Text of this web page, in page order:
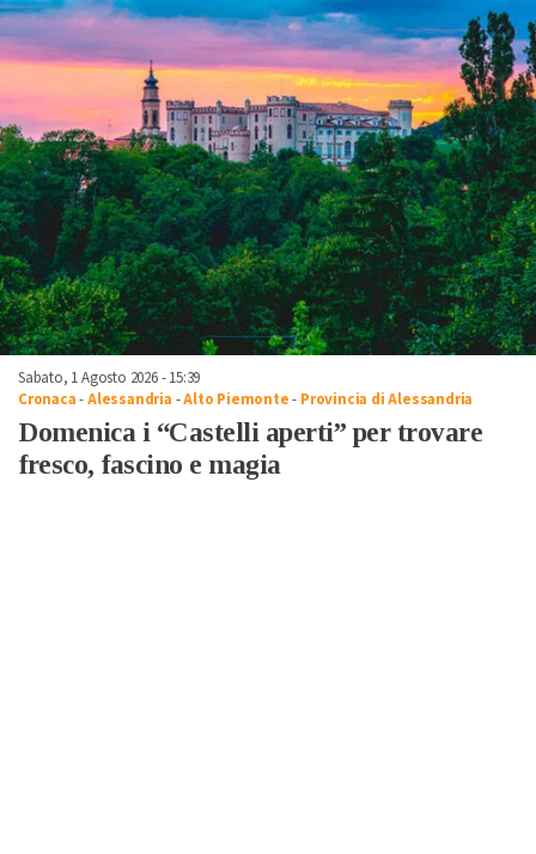
Sabato, 1 Agosto 2026 - 15:39
Cronaca-Alessandria -Alto Piemonte- Provincia di Alessandria
Domenica i “Castelli aperti” per trovare
fresco, fascino e magia